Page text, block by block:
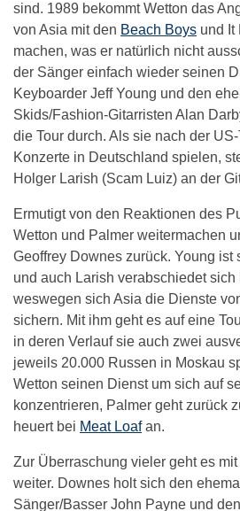
sind. 1989 bekommt Wetton das
von Asia mit den Beach Boys und It
machen, was er natürlich nicht
der Sänger einfach wieder seinen
Keyboarder Jeff Young und den
Skids/Fashion-Gitarristen Alan
die Tour durch. Als sie nach der
Konzerte in Deutschland spielen,
Holger Larish (Scam Luiz) an der
Ermutigt von den Reaktionen des
Wetton und Palmer weitermachen
Geoffrey Downes zurück. Young ist
und auch Larish verabschiedet sich
weswegen sich Asia die Dienste
sichern. Mit ihm geht es auf eine
in deren Verlauf sie auch zwei
jeweils 20.000 Russen in Moskau
Wetton seinen Dienst um sich auf
konzentrieren, Palmer geht zurück
heuert bei Meat Loafan.
Zur Überraschung vieler geht es
weiter. Downes holt sich den
Sänger/Basser John Payne und